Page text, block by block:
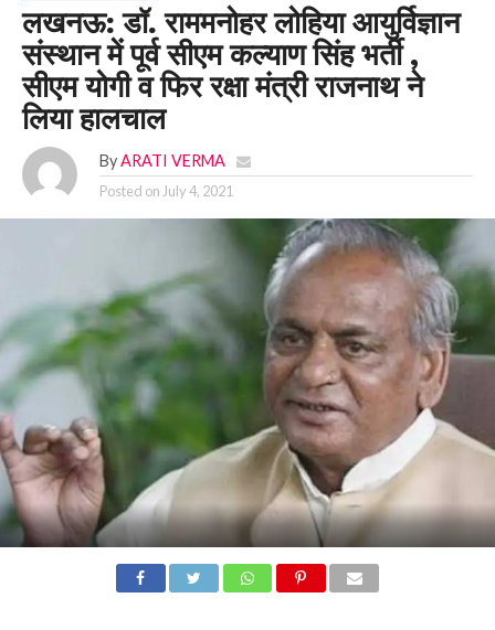
लखनऊ: डॉ. राममनोहर लोहिया आयुर्विज्ञान
संस्थान में पूर्व सीएम कल्याण सिंह भर्ती ,
सीएम योगी व फिर रक्षा मंत्री राजनाथ ने
लिया हालचाल
By ARATI VERMA
Posted on July 4, 2021